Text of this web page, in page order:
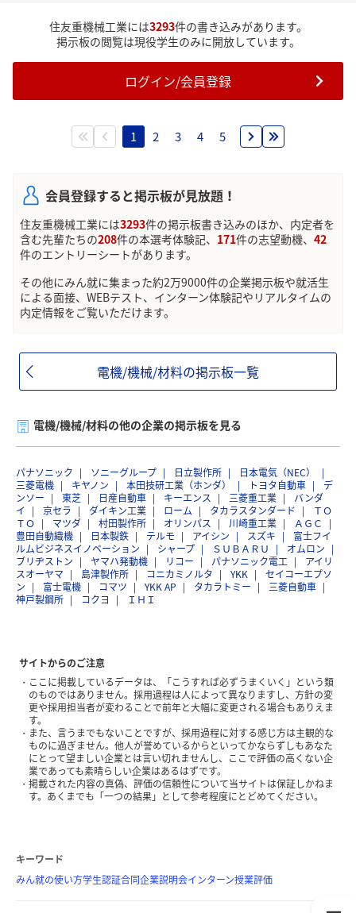
住友重機械工業には3293件の書き込みがあります。
掲示板の閲覧は現役学生のみに開放しています。
ログイン/会員登録
1 2 3 4 5
会員登録すると掲示板が見放題！
住友重機械工業には3293件の掲示板書き込みのほか、内定者を
含む先輩たちの208件の本選考体験記、 171件の志望動機、 42
件のエントリーシートがあります。
その他にみん就に集まった約2万9000件の企業掲示板や就活生
による面接、WEBテスト、インターン体験記やリアルタイムの
内定情報をご覧いただけます。
電機/機械/材料の掲示板一覧
電機/機械/材料の他の企業の掲示板を見る
パナソニック ソニーグループ 日立製作所
日本電気（NEC）
三菱電機
キヤノン 本田技研工業（ホンダ） トヨタ自動車
デ
ンソー
東芝 日産自動車 キーエンス 三菱重工業
バンダ
イ
京セラ ダイキン工業 ローム タカラスタンダード
ＴＯ
ＴＯ
マツダ 村田製作所 オリンパス 川崎重工業
ＡＧＣ
豊田自動織機
日本製鉄 テルモ アイシン スズキ
富士フイ
ルムビジネスイノベーション
シャープ ＳＵＢＡＲＵ
オムロン
ブリヂストン
ヤマハ発動機 リコー パナソニック電工
アイリ
スオーヤマ
島津製作所 コニカミノルタ YKK
セイコーエプソ
ン
富士電機 コマツ YKK AP タカラトミー
三菱自動車
神戸製鋼所
コクヨ ＩＨＩ
サイトからのご注意
ここに掲載しているデータは、「こうすれば必ずうまくいく」という類
のものではありません。採用過程は人によって異なりますし、方針の変
更や採用担当者が変わることで前年と大幅に変更される場合もありえま
す。
また、言うまでもないことですが、採用過程に対する感じ方は主観的な
ものに過ぎません。他人が誉めているからといってかならずしもあなた
にとって望ましい企業とは言い切れませんし、ここで評価の高くない企
業であっても素晴らしい企業はあるはずです。
掲載された内容の真偽、評価の信頼性について当サイトは保証しかねま
す。あくまでも「一つの結果」として参考程度にとどめてください。
キーワード
みん就の使い方学生認証合同企業説明会インターン授業評価